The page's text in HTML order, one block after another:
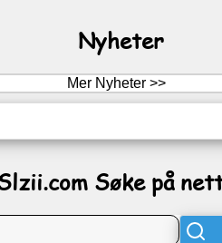
Nyheter
Mer Nyheter >>
Søke på